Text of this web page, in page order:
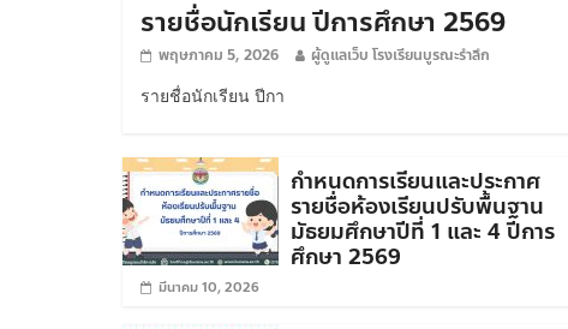
รายชื่อนักเรียน ปีการศึกษา 2569
พฤษภาคม 5, 2026 ผู้ดูแลเว็บ โรงเรียนบูรณะรำลึก
รายชื่อนักเรียน ปีกา
กำหนดการเรียนและประกาศ
รายชื่อห้องเรียนปรับพื้นฐาน
มัธยมศึกษาปีที่ 1 และ 4 ปีการ
ศึกษา 2569
มีนาคม 10, 2026